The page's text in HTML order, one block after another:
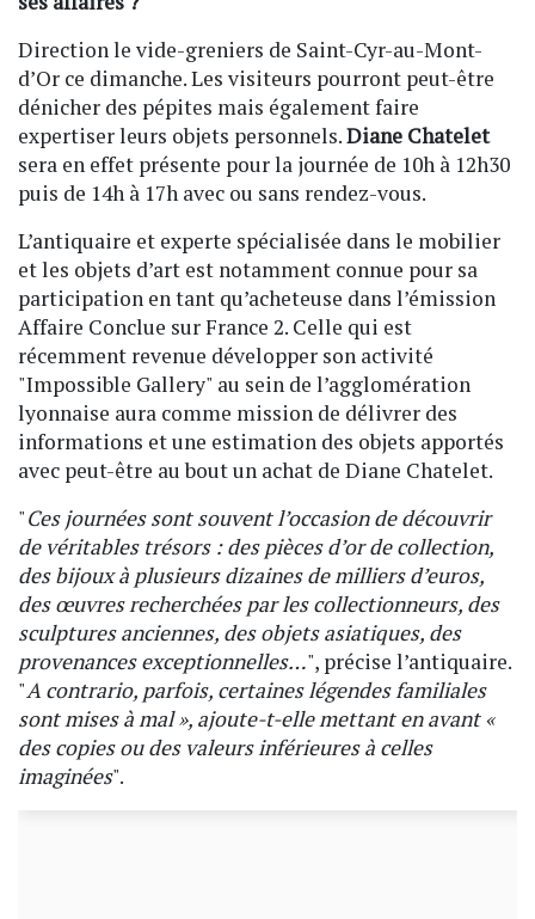
Direction le vide-greniers de Saint-Cyr-au-Mont-
d’Or ce dimanche. Les visiteurs pourront peut-être
dénicher des pépites mais également faire
expertiser leurs objets personnels.Diane Chatelet
sera en effet présente pour la journée de 10h à 12h30
puis de 14h à 17h avec ou sans rendez-vous.
L’antiquaire et experte spécialisée dans le mobilier
et les objets d’art est notamment connue pour sa
participation en tant qu’acheteuse dans l’émission
Affaire Conclue sur France 2. Celle qui est
récemment revenue développer son activité
"Impossible Gallery" au sein de l’agglomération
lyonnaise aura comme mission de délivrer des
informations et une estimation des objets apportés
avec peut-être au bout un achat de Diane Chatelet.
"Ces journées sont souvent l’occasion de découvrir
de véritables trésors : des pièces d’or de collection,
des bijoux à plusieurs dizaines de milliers d’euros,
des œuvres recherchées par les collectionneurs, des
sculptures anciennes, des objets asiatiques, des
provenances exceptionnelles…", précise l’antiquaire.
"A contrario, parfois, certaines légendes familiales
sont mises à mal », ajoute-t-elle mettant en avant «
des copies ou des valeurs inférieures à celles
imaginées".